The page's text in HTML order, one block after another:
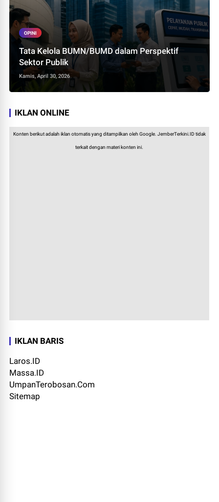
OPINI
Tata Kelola BUMN/BUMD dalam Perspektif
Sektor Publik
Kamis, April 30, 2026
IKLAN ONLINE
Konten berikut adalah iklan otomatis yang ditampilkan oleh Google. JemberTerkini.ID tidak
terkait dengan materi konten ini.
IKLAN BARIS
Laros.ID
Massa.ID
UmpanTerobosan.Com
Sitemap